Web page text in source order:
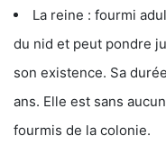
La reine : fourmi
du nid et peut pondre
son existence. Sa
ans. Elle est sans
fourmis de la colonie.